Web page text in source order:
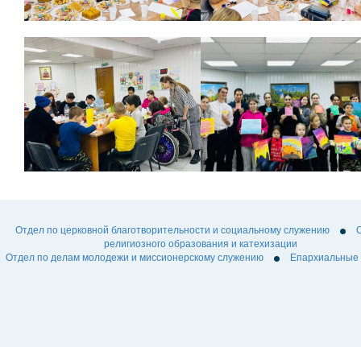
Отдел по церковной благотворительности и социальному служению
религиозного образования и катехизации
Отдел по делам молодежи и миссионерскому служению